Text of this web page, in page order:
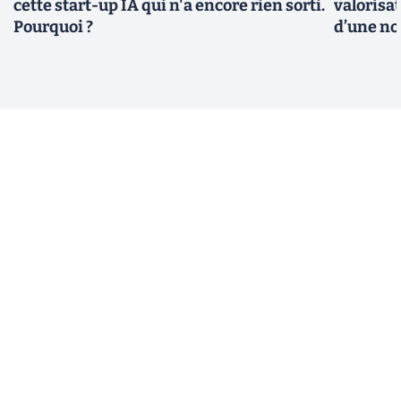
cette start-up IA qui n'a encore rien sorti.
Pourquoi ?
d’une